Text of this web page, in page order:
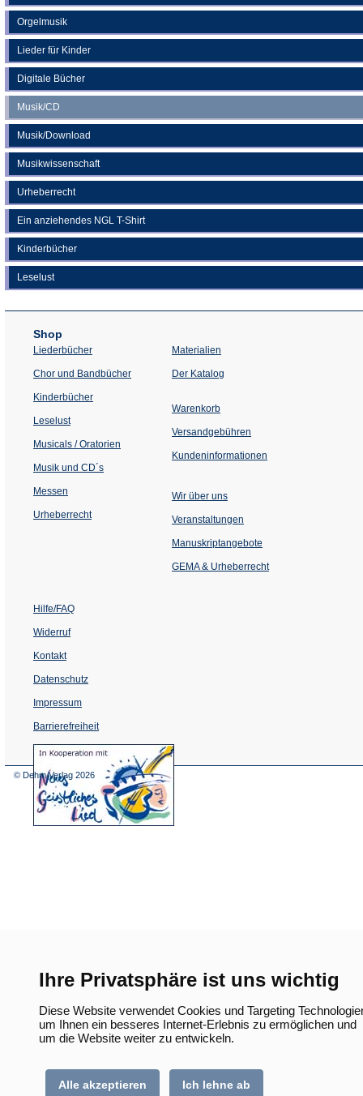
Ihre Privatsphäre ist uns wichtig
Diese Website verwendet Cookies und Targeting
um Ihnen ein besseres Internet-Erlebnis zu ermöglichen und
um die Website weiter zu entwickeln.
Alle akzeptieren Ich lehne ab
Orgelmusik
Lieder für Kinder
Digitale Bücher
Musik/CD
Musik/Download
Musikwissenschaft
Urheberrecht
Ein anziehendes NGL T-Shirt
Kinderbücher
Leselust
Shop
Liederbücher
Chor und Bandbücher
Kinderbücher
Leselust
Musicals / Oratorien
Musik und CD´s
Messen
Urheberrecht
Materialien
Der Katalog
Warenkorb
Versandgebühren
Kundeninformationen
Wir über uns
Veranstaltungen
einem
Tab)
Manuskriptangebote
GEMA & Urheberrecht
Hilfe/FAQ
Widerruf
Kontakt
Datenschutz
Impressum
Barrierefreiheit
(Öffnet
in
© Dehm Verlag 2026